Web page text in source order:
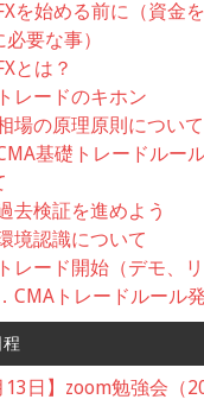
を始める前に（資金
要な事）
とは？
レードのキホン
場の原理原則について
基礎トレードルー
去検証を進めよう
境認識について
レード開始（デモ、リ
CMAトレードルール
13日】zoom勉強会（